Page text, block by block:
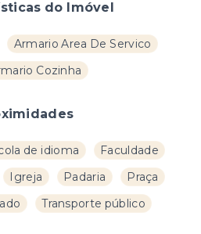
do Imóvel
Armario Area De Servico
Cozinha
de idioma
Faculdade
Igreja Padaria
Praça
Transporte público